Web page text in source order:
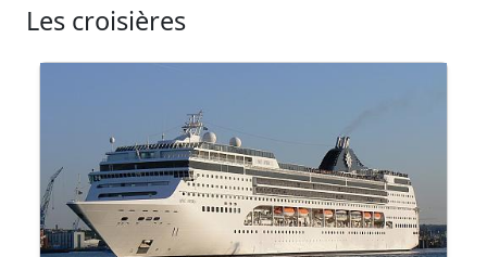
Les croisières